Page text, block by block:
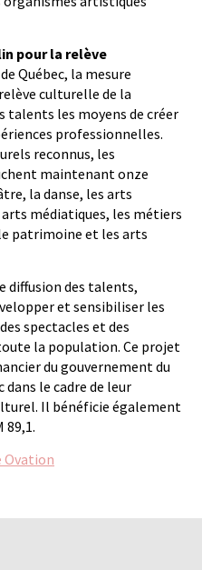
pour la relève
Québec, la mesure
culturelle de la
talents les moyens de créer
professionnelles.
reconnus, les
maintenant onze
la danse, les arts
médiatiques, les métiers
patrimoine et les arts
diffusion des talents,
et sensibiliser les
spectacles et des
la population. Ce projet
du gouvernement du
dans le cadre de leur
Il bénéficie également
89,1.
Ovation